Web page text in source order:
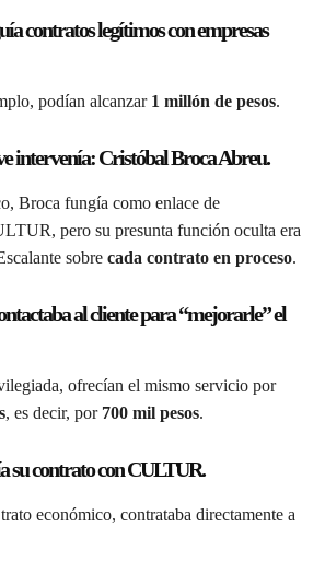
contratos legítimos con empresas
podían alcanzar 1 millón de pesos.
intervenía: Cristóbal Broca Abreu.
Broca fungía como enlace de
pero su presunta función oculta era
sobre cada contrato en proceso.
al cliente para “mejorarle” el
ofrecían el mismo servicio por
, es decir, por 700 mil pesos.
su contrato con CULTUR.
económico, contrataba directamente a